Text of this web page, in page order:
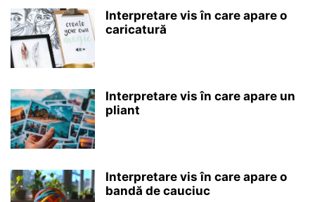
Interpretare vis în care apare o
caricatură
Interpretare vis în care apare un
pliant
Interpretare vis în care apare o
bandă de cauciuc